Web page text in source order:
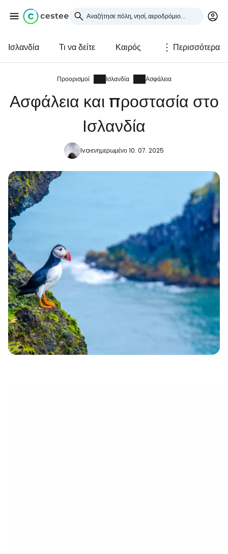
Ισλανδία Τι να δείτε Καιρός Περισσότερα
Προορισμοί Ισλανδία Ασφάλεια
Ασφάλεια και προστασία στο
Ισλανδία
Ivaενημερωμένο 10. 07. 2025
Συνδεθείτε στο Cestee
... η παγκόσμια ταξιδιωτική κοινότητα
Συνεχίστε με την Google
Συνεχίστε με το Facebook